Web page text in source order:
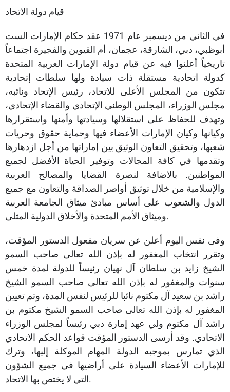
قيام دولة الاتحاد
في الثاني من ديسمبر عام 1971 عقد حكام الإمارات الست
أبوظبي، دبي، الشارقة، عجمان، أم القيوين والفجيرة اجتماعاً
تاريخياً أعلنوا فيه عن قيام دولة الإمارات العربية المتحدة
كدولة اتحادية مستقلة ذات سيادة ولها سلطات إتحادية
تتكون من المجلس الأعلى للاتحاد، رئيس الإتحاد ونائبه،
مجلس الوزراء، المجلس الوطني الإتحادي والقضاء الإتحادي،
وتهدف للحفاظ على استقلالها وسيادتها وأمنها واستقرارها
وكيانها وكيان الإمارات الأعضاء فيها وحماية حقوق وحريات
شعبها، وتحقيق التعاون الوثيق بين إماراتها من أجل ازدهارها
وتقدمها في كافة المجالات وتوفير الحياة الأفضل لجميع
المواطنين. بالاضافة لنصرة القضايا والمصالح العربية
والإسلامية من خلال توثيق أواصر الصداقة والتعاون مع جميع
الدول والشعوب على أساس مبادئ ميثاق الجامعة العربية
وميثاق الأمم المتحدة والأخلاق الدولية المثلى.
وفى نفس اليوم أعلن عن سريان مفعول الدستور المؤقت،
وتقرر انتخاب المغفور له بإذن الله تعالى صاحب السمو
الشيخ زايد بن سلطان آل نهيان رئيساً للدولة لمدة خمس
سنوات والمغفور له بإذن الله تعالى صاحب السمو الشيخ
راشد بن سعيد آل مكتوم نائبا للرئيس لنفس المدة، وتم تعيين
المغفور له بإذن الله تعالى صاحب السمو الشيخ مكتوم بن
راشد آل مكتوم ولي عهد إمارة دبي رئيساً لمجلس الوزراء
الاتحادي. وقد أرسى الدستور المؤقت قواعد الحكم الاتحادي
الذي تمارس بموجبه الدولة المهام الموكلة إليها، وترك
للإمارات الأعضاء السيادة على أراضيها في جميع الشؤون
التي لا يختص بها الاتحاد.